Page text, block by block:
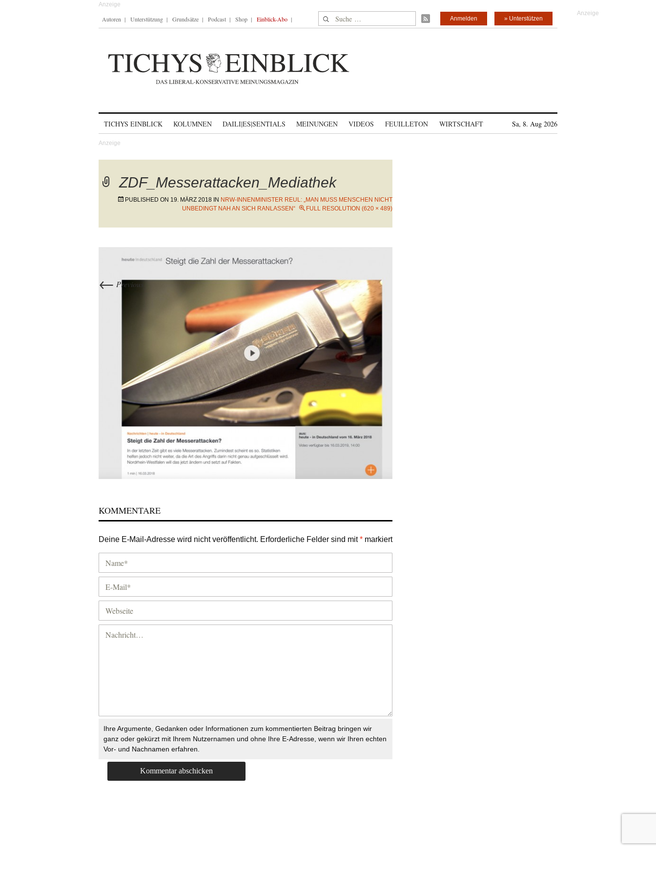
Autoren Unterstützung Grundsätze Podcast Shop Einblick-Abo Suche nach: » Unterstützen
Anmelden
TICHYS EINBLICK KOLUMNEN DAILI|ES|SENTIALS MEINUNGEN VIDEOS FEUILLETON WIRTSCHAFT Sa, 8. Aug 2026
ZDF_Messerattacken_Mediathek
PUBLISHED ON 19. MÄRZ 2018 IN NRW-INNENMINISTER REUL: „MAN MUSS MENSCHEN NICHT
UNBEDINGT NAH AN SICH RANLASSEN“
FULL RESOLUTION (620 × 489)
← Previous
KOMMENTARE
Deine E-Mail-Adresse wird nicht veröffentlicht. Erforderliche Felder sind mit* markiert
Ihre Argumente, Gedanken oder Informationen zum kommentierten Beitrag bringen wir
ganz oder gekürzt mit Ihrem Nutzernamen und ohne Ihre E-Adresse, wenn wir Ihren echten
Vor- und Nachnamen erfahren.